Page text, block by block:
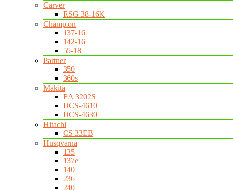
Carver
RSG 38-16K
Champion
137-16
142-16
55-18
Partner
350
360s
Makita
EA 3202S
DCS-4610
DCS-4630
Hitachi
CS 33EB
Husqvarna
135
137e
140
236
240